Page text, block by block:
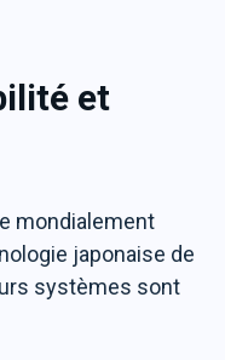
et
mondialement
japonaise de
systèmes sont